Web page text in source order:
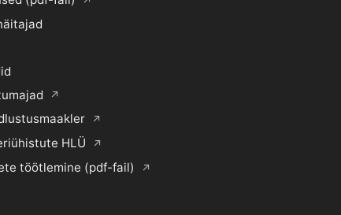
HLÜ
töötlemine (pdf-fail)